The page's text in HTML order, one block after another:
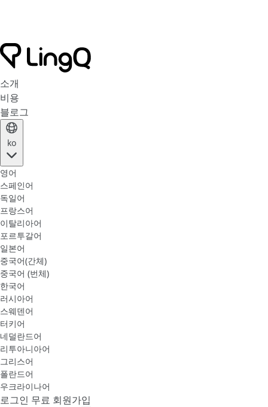
소개
비용
블로그
ko
영어
스페인어
독일어
프랑스어
이탈리아어
포르투갈어
일본어
중국어(간체)
중국어 (번체)
한국어
러시아어
스웨덴어
터키어
네덜란드어
리투아니아어
그리스어
폴란드어
우크라이나어
로그인 무료 회원가입